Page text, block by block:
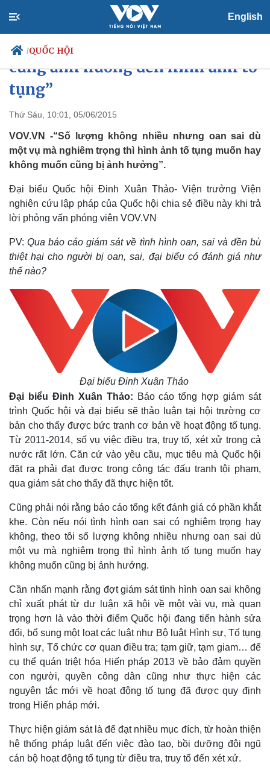
English
/QUỐC HỘI
Chính trị
Tổ chức nhân sự
Quốc hội
Nhận diện sự thật
Tin 24h
Dự báo thời tiết
Giáo dục
Dấu ấn VOV
Biển đảo
Đại biểu QH: “Oan sai dù một vụ
cũng ảnh hưởng đến hình ảnh tố
tụng”
Thứ Sáu, 10:01, 05/06/2015
VOV.VN -“Số lượng không nhiều nhưng oan sai dù
một vụ mà nghiêm trọng thì hình ảnh tố tụng muốn hay
không muốn cũng bị ảnh hưởng”.
Đại biểu Quốc hội Đinh Xuân Thảo- Viện trưởng Viện
nghiên cứu lập pháp của Quốc hội chia sẻ điều này khi trả
lời phỏng vấn phóng viên VOV.VN
PV:Qua báo cáo giám sát về tình hình oan, sai và đền bù
thiệt hại cho người bị oan, sai, đại biểu có đánh giá như
thế nào?
Đại biểu Đinh Xuân Thảo
Đại biểu Đinh Xuân Thảo: Báo cáo tổng hợp giám sát
trình Quốc hội và đại biểu sẽ thảo luận tại hội trường cơ
bản cho thấy được bức tranh cơ bản về hoạt động tố tụng.
Từ 2011-2014, số vụ việc điều tra, truy tố, xét xử trong cả
nước rất lớn. Căn cứ vào yêu cầu, mục tiêu mà Quốc hội
đặt ra phải đạt được trong công tác đấu tranh tội phạm,
qua giám sát cho thấy đã thực hiện tốt.
Cũng phải nói rằng báo cáo tổng kết đánh giá có phần khắt
khe. Còn nếu nói tình hình oan sai có nghiêm trọng hay
không, theo tôi số lượng không nhiều nhưng oan sai dù
một vụ mà nghiêm trọng thì hình ảnh tố tụng muốn hay
không muốn cũng bị ảnh hưởng.
Cần nhấn mạnh rằng đợt giám sát tình hình oan sai không
chỉ xuất phát từ dư luận xã hội về một vài vụ, mà quan
trọng hơn là vào thời điểm Quốc hội đang tiến hành sửa
đổi, bổ sung một loạt các luật như Bộ luật Hình sự, Tố tụng
hình sự, Tổ chức cơ quan điều tra; tạm giữ, tạm giam… để
cụ thể quán triệt hóa Hiến pháp 2013 về bảo đảm quyền
con người, quyền công dân cũng như thực hiện các
nguyên tắc mới về hoạt động tố tụng đã được quy định
trong Hiến pháp mới.
Thực hiện giám sát là để đạt nhiều mục đích, từ hoàn thiện
hệ thống pháp luật đến việc đào tạo, bồi dưỡng đội ngũ
cán bộ hoạt động tố tụng từ điều tra, truy tố đến xét xử.